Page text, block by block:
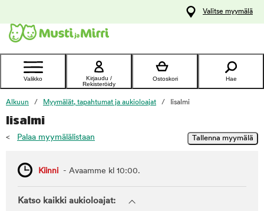
Ota yhteyttä
asiakaspalveluun
Valitse myymälä
Valikko
Kirjaudu /
Rekisteröidy
Ostoskori Hae
Alkuun Myymälät, tapahtumat ja aukioloajat Iisalmi
Iisalmi
< Palaa myymälälistaan
Kiinni - Avaamme kl 10:00.
Katso kaikki aukioloajat: